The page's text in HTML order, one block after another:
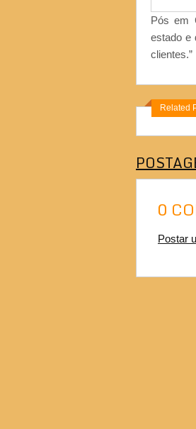
Pós em
estado e
clientes.”
Related
0
Postar